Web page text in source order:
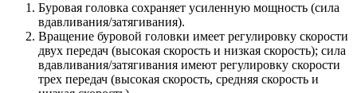
Буровая головка сохраняет усиленную мощность (сила
вдавливания/затягивания).
Вращение буровой головки имеет регулировку скорости
двух передач (высокая скорость и низкая скорость); сила
вдавливания/затягивания имеют регулировку скорости
трех передач (высокая скорость, средняя скорость и